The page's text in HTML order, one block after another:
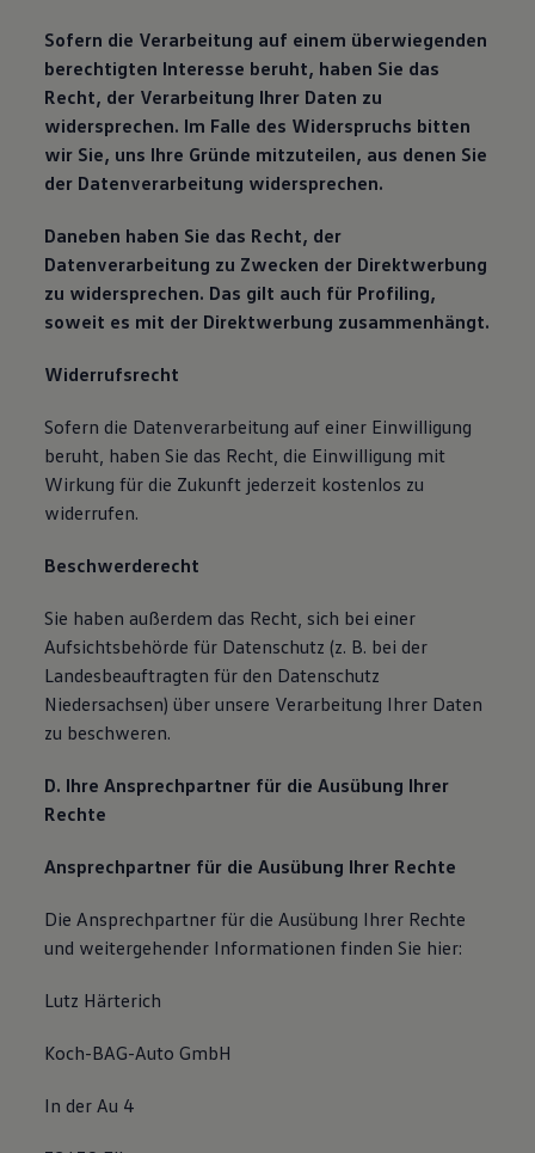
Sofern die Verarbeitung auf einem überwiegenden
berechtigten Interesse beruht, haben Sie das
Recht, der Verarbeitung Ihrer Daten zu
widersprechen. Im Falle des Widerspruchs bitten
wir Sie, uns Ihre Gründe mitzuteilen, aus denen Sie
der Datenverarbeitung widersprechen.
Daneben haben Sie das Recht, der
Datenverarbeitung zu Zwecken der Direktwerbung
zu widersprechen. Das gilt auch für Profiling,
soweit es mit der Direktwerbung zusammenhängt.
Widerrufsrecht
Sofern die Datenverarbeitung auf einer Einwilligung
beruht, haben Sie das Recht, die Einwilligung mit
Wirkung für die Zukunft jederzeit kostenlos zu
widerrufen.
Beschwerderecht
Sie haben außerdem das Recht, sich bei einer
Aufsichtsbehörde für Datenschutz (z. B. bei der
Landesbeauftragten für den Datenschutz
Niedersachsen) über unsere Verarbeitung Ihrer Daten
zu beschweren.
D. Ihre Ansprechpartner für die Ausübung Ihrer
Rechte
Ansprechpartner für die Ausübung Ihrer Rechte
Die Ansprechpartner für die Ausübung Ihrer Rechte
und weitergehender Informationen finden Sie hier:
Lutz Härterich
Koch-BAG-Auto GmbH
In der Au 4